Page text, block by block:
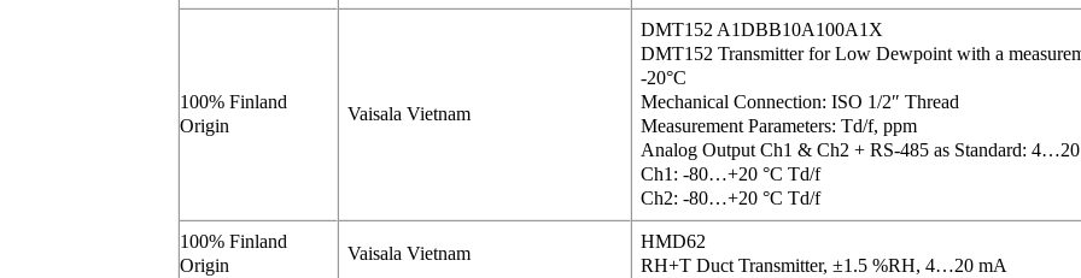
100% Finland
Origin
Vaisala Vietnam
DMT152 A1DBB10A100A1X
DMT152 Transmitter for Low Dewpoint with a
-20°C
Mechanical Connection: ISO 1/2″ Thread
Measurement Parameters: Td/f, ppm
Analog Output Ch1 & Ch2 + RS-485 as Standard:
Ch1: -80…+20 °C Td/f
Ch2: -80…+20 °C Td/f
100% Finland
Origin
Vaisala Vietnam
HMD62
RH+T Duct Transmitter, ±1.5 %RH, 4…20 mA